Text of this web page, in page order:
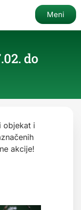
Meni
do
objekat i
akcije!